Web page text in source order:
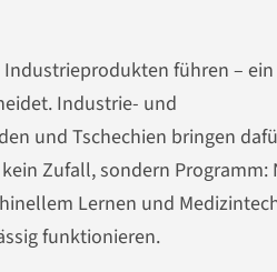
führen – ein
Industrie- und
und Tschechien bringen
Zufall, sondern Programm:
Lernen und
funktionieren.